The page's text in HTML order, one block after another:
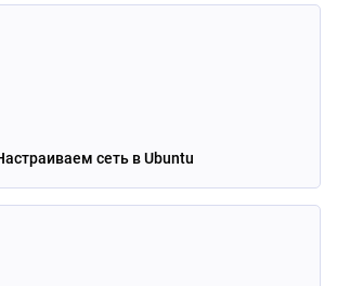
сеть в Ubuntu